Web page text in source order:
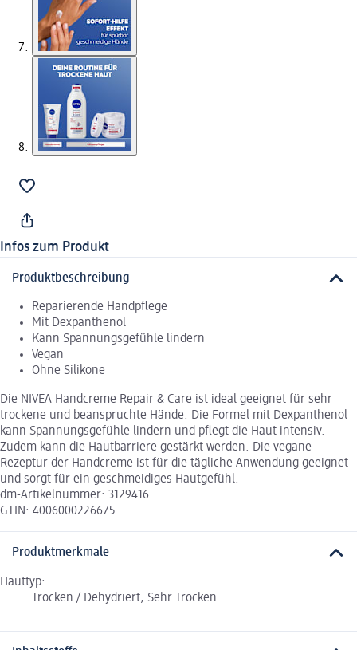
Infos zum Produkt
Produktbeschreibung
Reparierende Handpflege
Mit Dexpanthenol
Kann Spannungsgefühle lindern
Vegan
Ohne Silikone
Die NIVEA Handcreme Repair & Care ist ideal geeignet für sehr
trockene und beanspruchte Hände. Die Formel mit Dexpanthenol
kann Spannungsgefühle lindern und pflegt die Haut intensiv.
Zudem kann die Hautbarriere gestärkt werden. Die vegane
Rezeptur der Handcreme ist für die tägliche Anwendung geeignet
und sorgt für ein geschmeidiges Hautgefühl.
dm-Artikelnummer: 3129416
GTIN: 4006000226675
Produktmerkmale
Hauttyp:
Trocken / Dehydriert, Sehr Trocken